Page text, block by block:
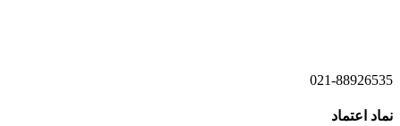
021-88926535
نماد اعتماد